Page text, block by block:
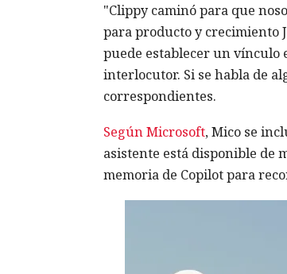
"Clippy caminó para que
para producto y crecimiento
puede establecer un vínculo
interlocutor. Si se habla de
correspondientes.
Según Microsoft, Mico se
asistente está disponible de
memoria de Copilot para